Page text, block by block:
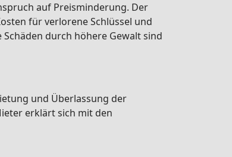
auf Preisminderung. Der
für verlorene Schlüssel und
durch höhere Gewalt sind
und Überlassung der
erklärt sich mit den